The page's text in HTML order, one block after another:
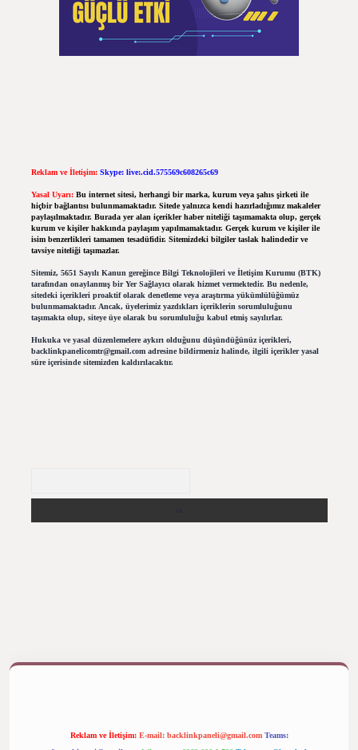
Reklam ve İletişim: Skype: live:.cid.575569c608265c69
Yasal Uyarı: Bu internet sitesi, herhangi bir marka, kurum veya şahıs şirketi ile
hiçbir bağlantısı bulunmamaktadır. Sitede yalnızca kendi hazırladığımız makaleler
paylaşılmaktadır. Burada yer alan içerikler haber niteliği taşımamakta olup, gerçek
kurum ve kişiler hakkında paylaşım yapılmamaktadır. Gerçek kurum ve kişiler ile
isim benzerlikleri tamamen tesadüfidir. Sitemizdeki bilgiler taslak halindedir ve
tavsiye niteliği taşımazlar.
Sitemiz, 5651 Sayılı Kanun gereğince Bilgi Teknolojileri ve İletişim Kurumu (BTK)
tarafından onaylanmış bir Yer Sağlayıcı olarak hizmet vermektedir. Bu nedenle,
sitedeki içerikleri proaktif olarak denetleme veya araştırma yükümlülüğümüz
bulunmamaktadır. Ancak, üyelerimiz yazdıkları içeriklerin sorumluluğunu
taşımakta olup, siteye üye olarak bu sorumluluğu kabul etmiş sayılırlar.
Hukuka ve yasal düzenlemelere aykırı olduğunu düşündüğünüz içerikleri,
backlinkpanelicomtr@gmail.comadresine bildirmeniz halinde, ilgili içerikler yasal
süre içerisinde sitemizden kaldırılacaktır.
Reklam ve İletişim: E-mail: backlinkpaneli@gmail.com Teams: